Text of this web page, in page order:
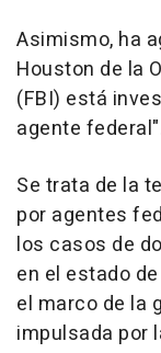
Asimismo, ha
Houston de la
(FBI) está
agente
Se trata de la
por agentes
los casos de
en el estado
el marco de la
impulsada por